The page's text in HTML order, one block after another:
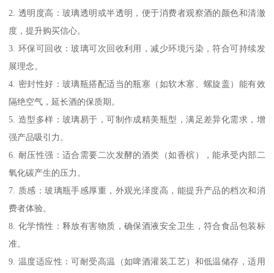
2. 透明度高：玻璃透明或半透明，便于消费者观察酒的颜色和清澈
度，提升购买信心。
3. 环保可回收：玻璃可次回收利用，减少环境污染，符合可持续发
展理念。
4. 密封性好：玻璃瓶搭配适当的瓶塞（如软木塞、螺旋盖）能有效
隔绝空气，延长酒的保质期。
5. 造型多样：玻璃易于，可制作成精美瓶型，满足差异化需求，增
强产品吸引力。
6. 耐压性强：适合需要二次发酵的酒类（如香槟），能承受内部二
氧化碳产生的压力。
7. 质感：玻璃瓶手感厚重，外观光泽度高，能提升产品的档次和消
费者体验。
8. 化学惰性：释放有害物质，确保酒液安全卫生，符合食品包装标
准。
9. 温度适应性：可耐受高温（如啤酒灌装工艺）和低温储存，适用